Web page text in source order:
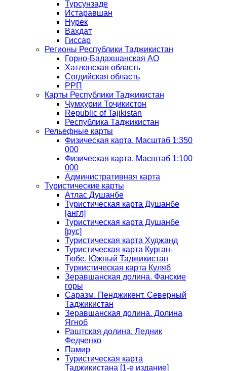
Турсунзаде
Истаравшан
Нурек
Вахдат
Гиссар
Регионы Республики Таджикистан
Горно-Бадахшанская АО
Хатлонская область
Согдийская область
РРП
Карты Республики Таджикистан
Ҷумҳурии Тоҷикистон
Republic of Tajikistan
Республика Таджикистан
Рельефные карты
Физическая карта. Масштаб 1:350
000
Физическая карта. Масштаб 1:100
000
Административная карта
Туристические карты
Атлас Душанбе
Туристическая карта Душанбе
[англ]
Туристическая карта Душанбе
[рус]
Туристическая карта Худжанд
Туристическая карта Курган-
Тюбе. Южный Таджикистан
Туркистическая карта Куляб
Зеравшанская долина. Фанские
горы
Саразм. Пенджикент. Северный
Таджикистан
Зеравшанская долина. Долина
Ягноб
Раштская долина. Ледник
Федченко
Памир
Туристическая карта
Таджикистана [1-е издание]